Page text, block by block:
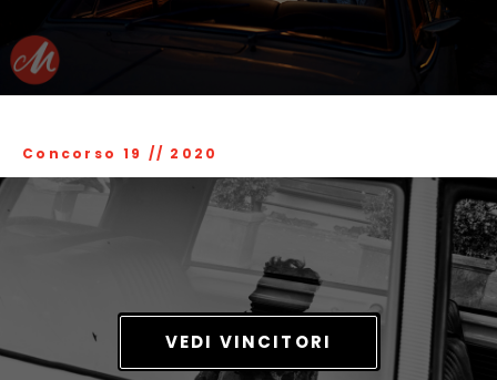
Concorso 19 // 2020
VEDI VINCITORI